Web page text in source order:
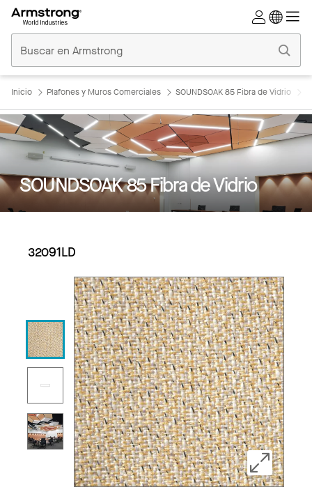
Comerciales
Inicio
Inicio Plafones y Muros Comerciales SOUNDSOAK 85 Fibra de Vidrio
SOUNDSOAK 85 Fibra de Vidrio
32091LD